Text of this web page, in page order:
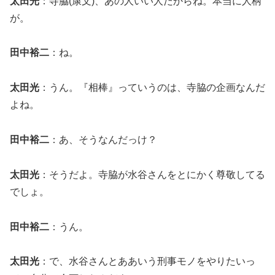
が。
田中裕二 ：ね。
太田光 ：うん。『相棒』っていうのは、寺脇の企画なんだ
よね。
田中裕二 ：あ、そうなんだっけ？
太田光 ：そうだよ。寺脇が水谷さんをとにかく尊敬してる
でしょ。
田中裕二 ：うん。
太田光 ：で、水谷さんとああいう刑事モノをやりたいっ